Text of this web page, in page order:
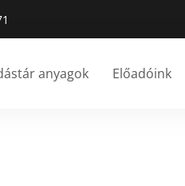
anyagok Előadóink